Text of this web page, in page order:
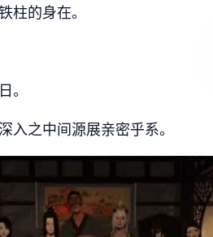
柱的身在。
。
入之中间源展亲密乎系。